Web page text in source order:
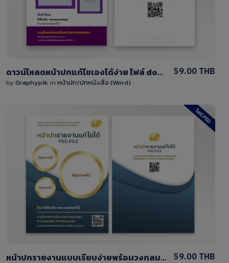
ดาวน์โหลดหน้าปกแก้ไขเองได้ง่าย ไฟล์ doc โทนสีม่วง
by Graphypik in หน้าปก/ปกหนังสือ (Word)
59.00 THB
View Details
หน้าปกรายงานแบบเรียบง่ายพร้อมวงกลมสามารถแก้ไขได้ ไฟล์ PSD 59.00 THB